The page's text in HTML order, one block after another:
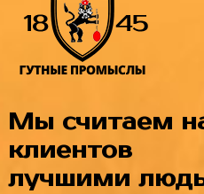
Мы считаем
клиентов
лучшими